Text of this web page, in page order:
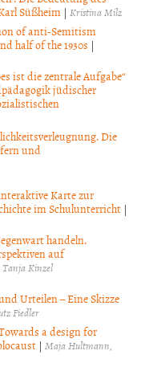
Süßheim | Kristina Milz
of anti-Semitism
half of the 1930s |
ist die zentrale Aufgabe“
jüdischer
Die
und
Karte zur
im Schulunterricht |
handeln.
auf
Tanja Kinzel
Urteilen – Eine Skizze
Fiedler
a design for
| Maja Hultmann